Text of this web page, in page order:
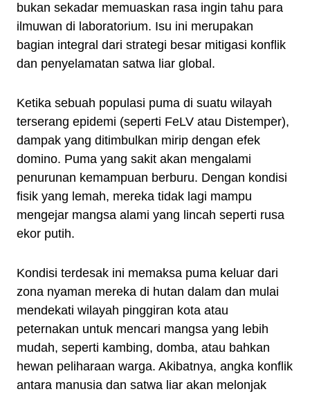
bukan sekadar memuaskan rasa ingin tahu para
ilmuwan di laboratorium. Isu ini merupakan
bagian integral dari strategi besar mitigasi konflik
dan penyelamatan satwa liar global.
Ketika sebuah populasi puma di suatu wilayah
terserang epidemi (seperti FeLV atau Distemper),
dampak yang ditimbulkan mirip dengan efek
domino. Puma yang sakit akan mengalami
penurunan kemampuan berburu. Dengan kondisi
fisik yang lemah, mereka tidak lagi mampu
mengejar mangsa alami yang lincah seperti rusa
ekor putih.
Kondisi terdesak ini memaksa puma keluar dari
zona nyaman mereka di hutan dalam dan mulai
mendekati wilayah pinggiran kota atau
peternakan untuk mencari mangsa yang lebih
mudah, seperti kambing, domba, atau bahkan
hewan peliharaan warga. Akibatnya, angka konflik
antara manusia dan satwa liar akan melonjak